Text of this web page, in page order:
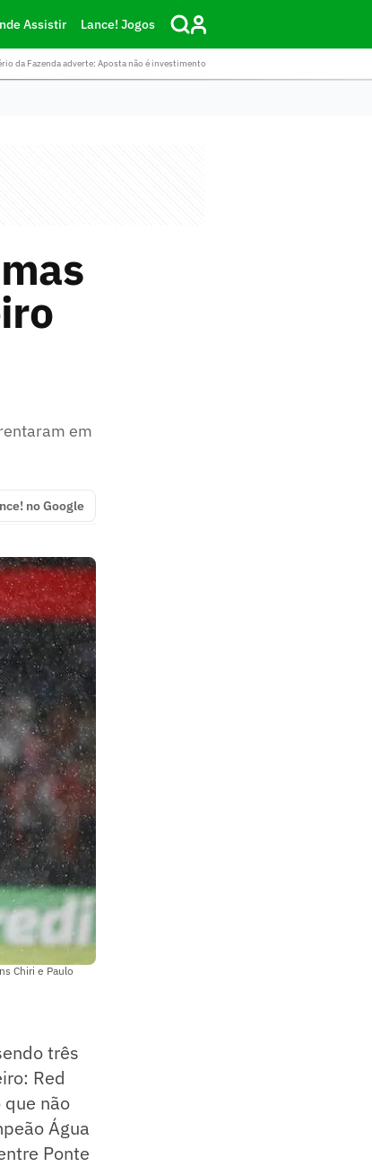
Assistir Lance! Jogos
da Fazenda adverte: Aposta não é investimento
em
no Google
Chiri e Paulo
três
Red
que não
Água
Ponte